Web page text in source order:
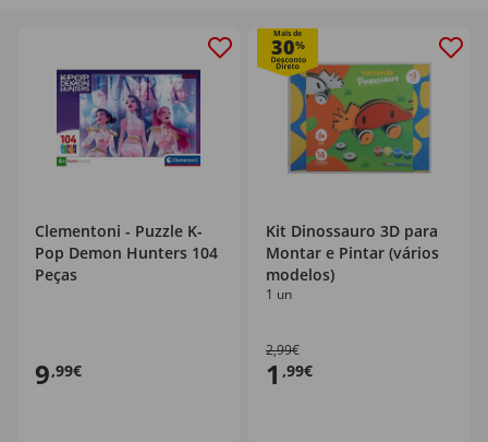
Clementoni - Puzzle K-
Pop Demon Hunters 104
Peças
9,99€
Mais de
30%
Kit Dinossauro 3D para
Montar e Pintar (vários
modelos)
1 un
2,99€
1 ,99€